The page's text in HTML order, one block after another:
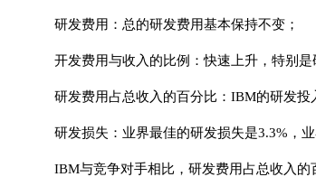
研发费用：总的研发费用基本保持不变；
开发费用与收入的比例：快速上升，特别
研发费用占总收入的百分比：IBM的研发投
研发损失：业界最佳的研发损失是3.3%，
IBM与竞争对手相比，研发费用占总收入